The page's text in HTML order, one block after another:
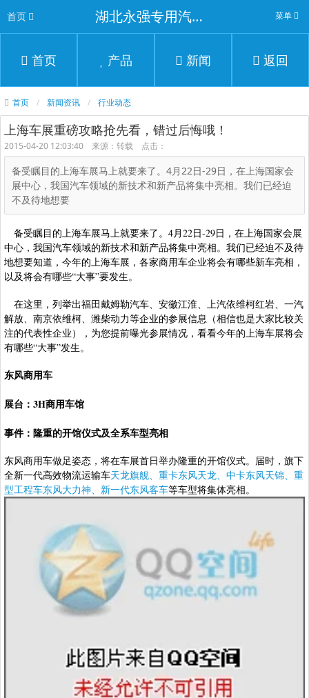
首页 湖北永强专用汽车有限公司 菜单
首页 产品 新闻 返回
首页 新闻资讯 行业动态
上海车展重磅攻略抢先看，错过后悔哦！
2015-04-20 12:03:40 来源：转载 点击：
备受瞩目的上海车展马上就要来了。4月22日-29日，在上海国家会
展中心，我国汽车领域的新技术和新产品将集中亮相。我们已经迫
不及待地想要
备受瞩目的上海车展马上就要来了。4月22日-29日，在上海国家会展
中心，我国汽车领域的新技术和新产品将集中亮相。我们已经迫不及待
地想要知道，今年的上海车展，各家商用车企业将会有哪些新车亮相，
以及将会有哪些“大事”要发生。
在这里，列举出福田戴姆勒汽车、安徽江淮、上汽依维柯红岩、一汽
解放、南京依维柯、潍柴动力等企业的参展信息（相信也是大家比较关
注的代表性企业），为您提前曝光参展情况，看看今年的上海车展将会
有哪些“大事”发生。
东风商用车
展台：3H商用车馆
事件：隆重的开馆仪式及全系车型亮相
东风商用车做足姿态，将在车展首日举办隆重的开馆仪式。届时，旗下
全新一代高效物流运输车天龙旗舰、重卡东风天龙、中卡东风天锦、重
型工程车东风大力神、新一代东风客车等车型将集体亮相。